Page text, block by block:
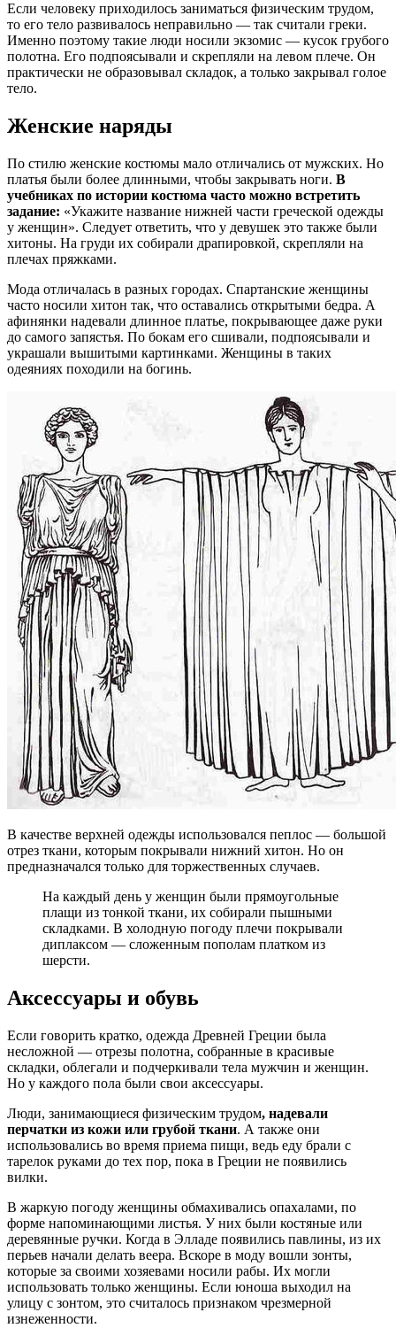
Если человеку приходилось заниматься физическим трудом,
то его тело развивалось неправильно — так считали греки.
Именно поэтому такие люди носили экзомис — кусок грубого
полотна. Его подпоясывали и скрепляли на левом плече. Он
практически не образовывал складок, а только закрывал голое
тело.
Женские наряды
По стилю женские костюмы мало отличались от мужских. Но
платья были более длинными, чтобы закрывать ноги. В
учебниках по истории костюма часто можно встретить
задание: «Укажите название нижней части греческой одежды
у женщин». Следует ответить, что у девушек это также были
хитоны. На груди их собирали драпировкой, скрепляли на
плечах пряжками.
Мода отличалась в разных городах. Спартанские женщины
часто носили хитон так, что оставались открытыми бедра. А
афинянки надевали длинное платье, покрывающее даже руки
до самого запястья. По бокам его сшивали, подпоясывали и
украшали вышитыми картинками. Женщины в таких
одеяниях походили на богинь.
В качестве верхней одежды использовался пеплос — большой
отрез ткани, которым покрывали нижний хитон. Но он
предназначался только для торжественных случаев.
На каждый день у женщин были прямоугольные
плащи из тонкой ткани, их собирали пышными
складками. В холодную погоду плечи покрывали
диплаксом — сложенным пополам платком из
шерсти.
Аксессуары и обувь
Если говорить кратко, одежда Древней Греции была
несложной — отрезы полотна, собранные в красивые
складки, облегали и подчеркивали тела мужчин и женщин.
Но у каждого пола были свои аксессуары.
Люди, занимающиеся физическим трудом, надевали
перчатки из кожи или грубой ткани. А также они
использовались во время приема пищи, ведь еду брали с
тарелок руками до тех пор, пока в Греции не появились
вилки.
В жаркую погоду женщины обмахивались опахалами, по
форме напоминающими листья. У них были костяные или
деревянные ручки. Когда в Элладе появились павлины, из их
перьев начали делать веера. Вскоре в моду вошли зонты,
которые за своими хозяевами носили рабы. Их могли
использовать только женщины. Если юноша выходил на
улицу с зонтом, это считалось признаком чрезмерной
изнеженности.